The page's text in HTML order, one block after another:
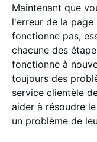
Maintenant que
l'erreur de la
fonctionne pas,
chacune des
fonctionne à
toujours des
service clientèle
aider à résoudre
un problème de